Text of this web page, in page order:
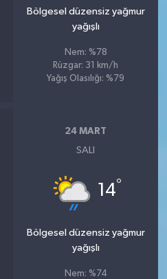
Bölgesel düzensiz yağmur
yağışlı
Nem: %78
Rüzgar: 31 km/h
Yağış Olasılığı: %79
24 MART
SALI
14°
Bölgesel düzensiz yağmur
yağışlı
Nem: %74